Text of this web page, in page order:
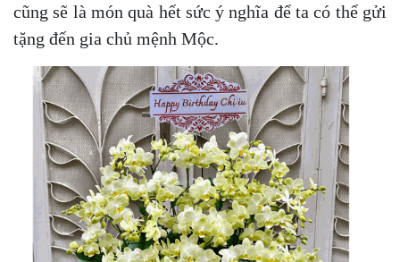
cũng sẽ là món quà hết sức ý nghĩa để ta có thể gửi
tặng đến gia chủ mệnh Mộc.